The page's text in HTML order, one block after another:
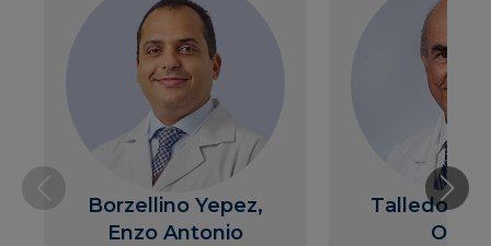
Borzellino Yepez,
Enzo Antonio
Talledo
Oscar